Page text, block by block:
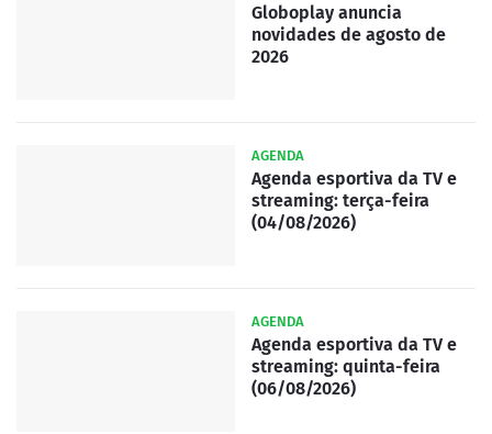
Globoplay anuncia
novidades de agosto de
2026
AGENDA
Agenda esportiva da TV e
streaming: terça-feira
(04/08/2026)
AGENDA
Agenda esportiva da TV e
streaming: quinta-feira
(06/08/2026)